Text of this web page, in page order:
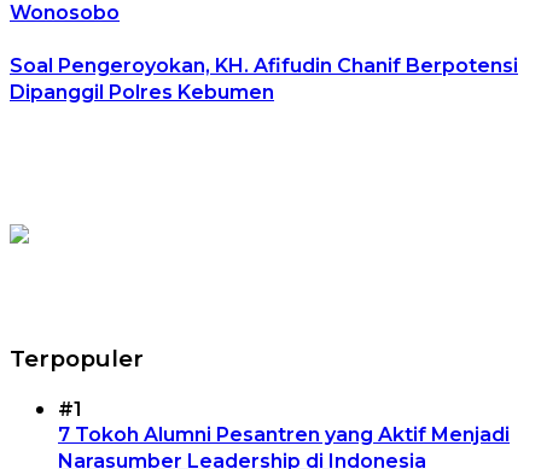
Wonosobo
Soal Pengeroyokan, KH. Afifudin Chanif Berpotensi
Dipanggil Polres Kebumen
Terpopuler
#1
7 Tokoh Alumni Pesantren yang Aktif Menjadi
Narasumber Leadership di Indonesia